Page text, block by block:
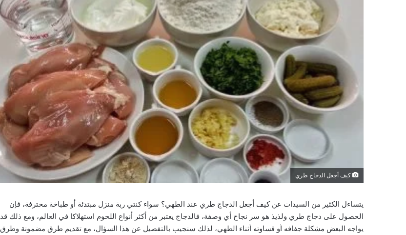
كيف أجعل الدجاج طري
يتساءل الكثير من السيدات عن كيف أجعل الدجاج طري عند الطهي؟ سواء كنتي ربة منزل مبتدئة أو طباخة محترفة، فإن
الحصول على دجاج طري ولذيذ هو سر نجاح أي وصفة، فالدجاج يعتبر من أكثر أنواع اللحوم استهلاكا في العالم، ومع ذلك قد
يواجه البعض مشكلة جفافه أو قساوته أثناء الطهي، لذلك سنجيب بالتفصيل عن هذا السؤال، مع تقديم طرق مضمونة وطرق